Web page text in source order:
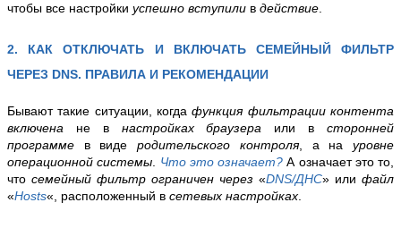
чтобы все настройки успешно вступили в действие.
2. КАК ОТКЛЮЧАТЬ И ВКЛЮЧАТЬ СЕМЕЙНЫЙ ФИЛЬТР
ЧЕРЕЗ DNS. ПРАВИЛА И РЕКОМЕНДАЦИИ
Бывают такие ситуации, когдафункция фильтрации контента
включена не в настройках браузера или в сторонней
программе в видеродительского контроля, а науровне
операционной системы. Что это означает? А означает это то,
что семейный фильтр ограничен через «DNS/ДНС» или файл
«Hosts«, расположенный в сетевых настройках.